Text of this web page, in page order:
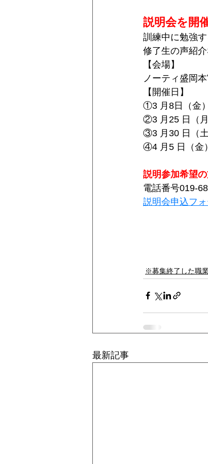
説明会を開
訓練中に勉強
修了生の声紹
【会場】
ノーティ盛岡
【開催日】
①3 月8日（金
②3 月25 日（
③3 月30 日（
④4 月5 日（金
説明参加希望
電話番号019-
説明会申込フ
※募集終了した職
最新記事